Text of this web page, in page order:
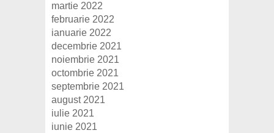
martie 2022
februarie 2022
ianuarie 2022
decembrie 2021
noiembrie 2021
octombrie 2021
septembrie 2021
august 2021
iulie 2021
iunie 2021